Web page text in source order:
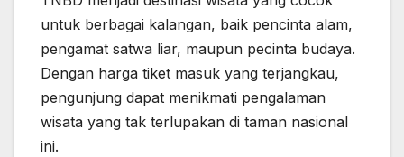
untuk berbagai kalangan, baik pencinta alam,
pengamat satwa liar, maupun pecinta budaya.
Dengan harga tiket masuk yang terjangkau,
pengunjung dapat menikmati pengalaman
wisata yang tak terlupakan di taman nasional
ini.